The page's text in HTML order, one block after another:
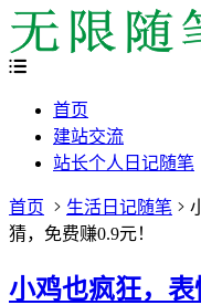
首页
建站交流
站长个人日记随笔
首页 生活日记随笔
猜，免费赚0.9元！
小鸡也疯狂，